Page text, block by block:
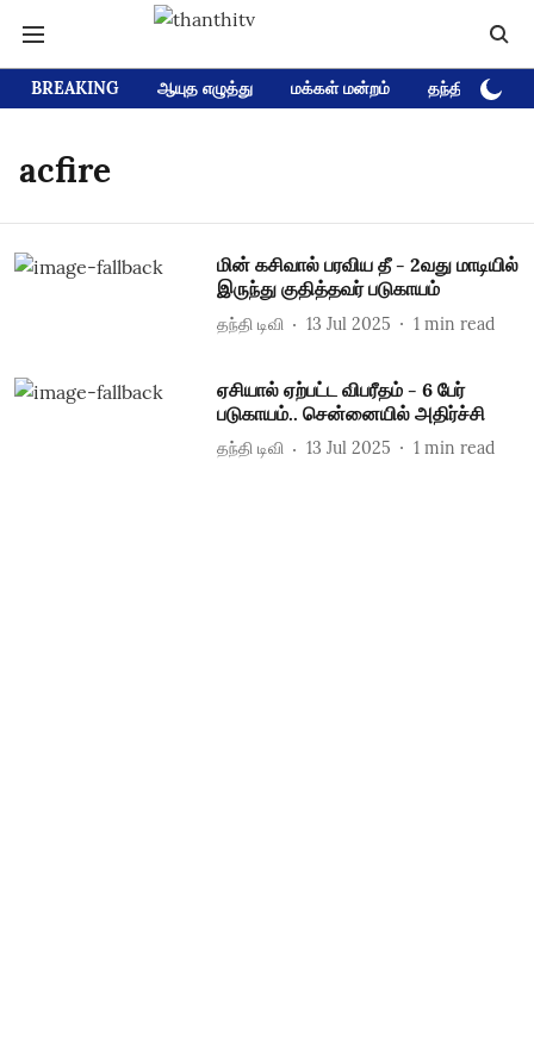
BREAKING ஆயுத எழுத்து மக்கள் மன்றம் தந்தி டிவி
acfire
மின் கசிவால் பரவிய தீ - 2வது மாடியில்
இருந்து குதித்தவர் படுகாயம்
தந்தி டிவி 13 Jul 2025 1 min read
ஏசியால் ஏற்பட்ட விபரீதம் - 6 பேர்
படுகாயம்.. சென்னையில் அதிர்ச்சி
தந்தி டிவி 13 Jul 2025 1 min read